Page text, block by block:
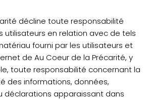
décline toute responsabilité
utilisateurs en relation avec de tels
fourni par les utilisateurs et
de Au Coeur de la Précarité, y
toute responsabilité concernant la
des informations, données,
déclarations apparaissant dans